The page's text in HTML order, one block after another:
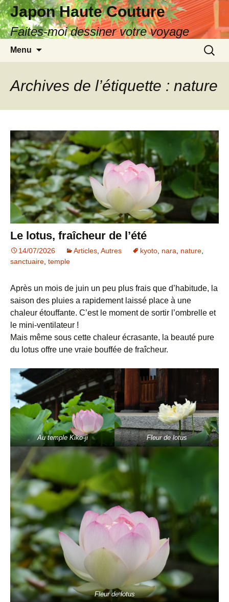
Japon Haute Couture
Faites-moi dessiner votre voyage
Menu
Archives de l’étiquette : nature
Le lotus, fraîcheur de l’été
14/07/2026 Articles, Autres kyoto, nara, nature,
sanctuaire, temple
Après un mois de juin un peu plus frais que d’habitude, la
saison des pluies a rapidement laissé place à une
chaleur étouffante. C’est le moment de sortir l’ombrelle et
le mini-ventilateur !
Mais même sous cette chaleur écrasante, la beauté pure
du lotus offre une vraie bouffée de fraîcheur.
Au temple Kiko-ji Fleur de lotus
Fleur de lotus